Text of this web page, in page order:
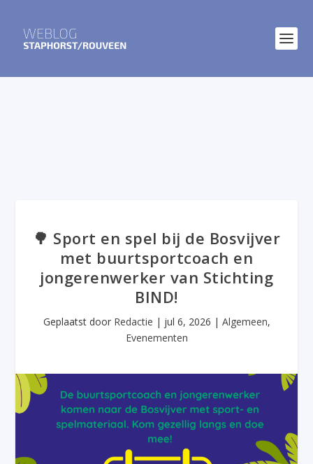
🌳 Sport en spel bij de Bosvijver
met buurtsportcoach en
jongerenwerker van Stichting
BIND!
Geplaatst door Redactie | jul 6, 2026 | Algemeen,
Evenementen